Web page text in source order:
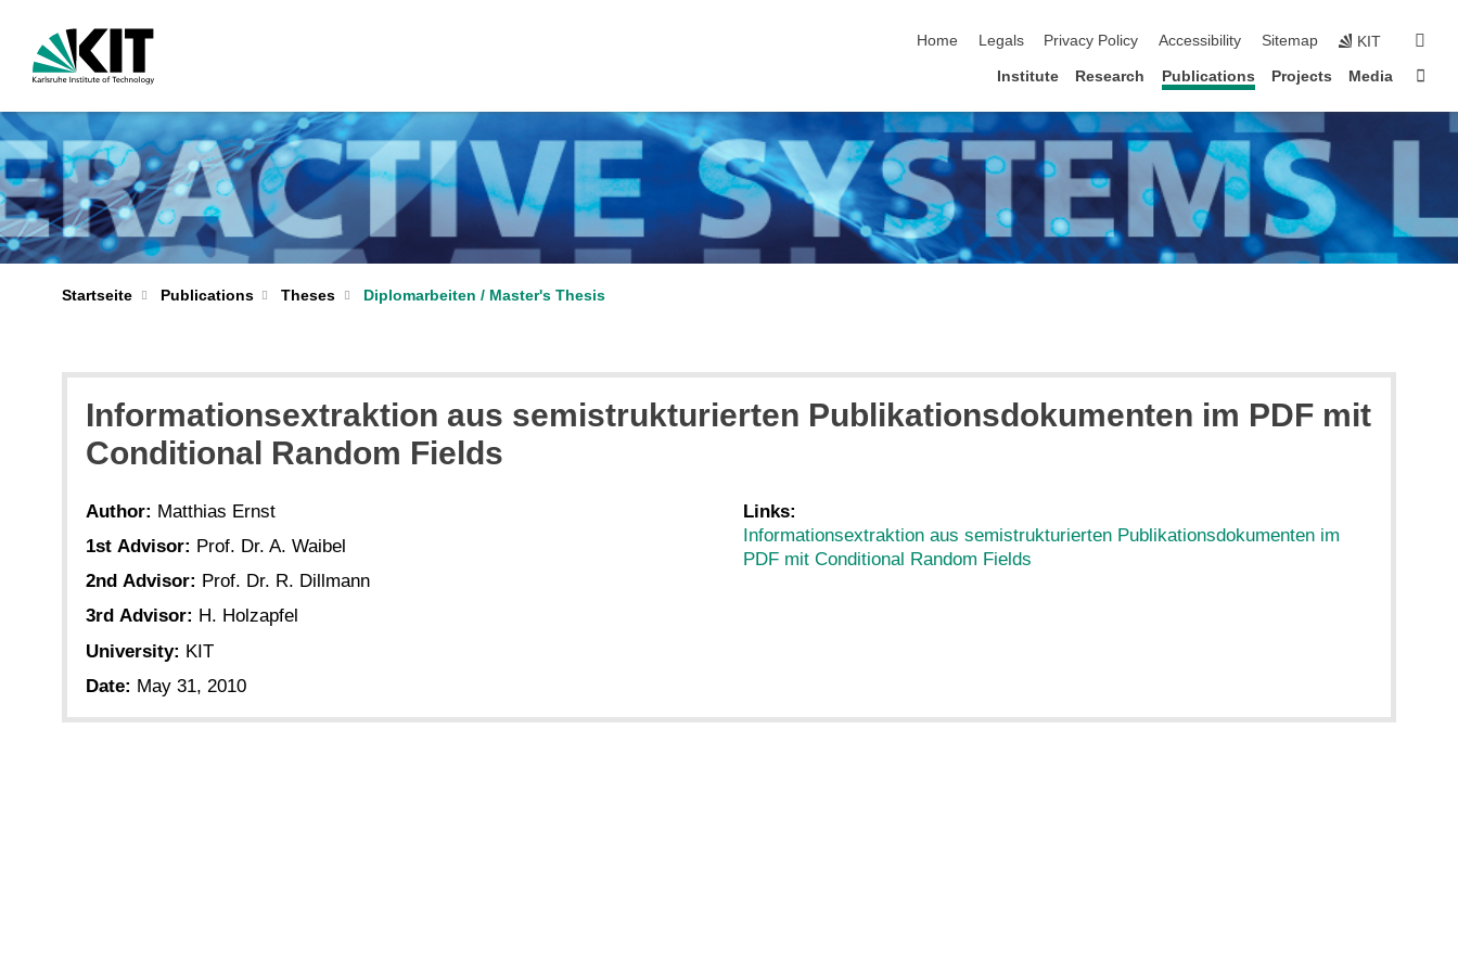
Home
Legals Privacy Policy Accessibility Sitemap KIT
Institute Research Publications Projects Media
Startseite Publications Theses Diplomarbeiten / Master's Thesis
Informationsextraktion aus semistrukturierten Publikationsdokumenten im PDF mit
Conditional Random Fields
Author: Matthias Ernst
1st Advisor: Prof. Dr. A. Waibel
2nd Advisor: Prof. Dr. R. Dillmann
3rd Advisor: H. Holzapfel
University: KIT
Date: May 31, 2010
Links:
Informationsextraktion aus semistrukturierten Publikationsdokumenten im
PDF mit Conditional Random Fields